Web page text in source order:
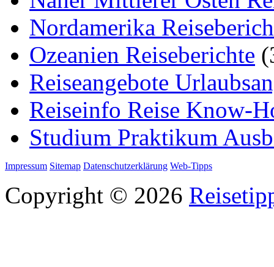
Nordamerika
Ozeanien Reiseberichte
Reiseangebote
Reiseinfo Reise Know-
Studium Praktikum
Impressum Sitemap Datenschutzerklärung Web-Tipps
Copyright © 2026